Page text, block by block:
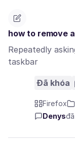
how to remove
Repeatedly
taskbar
Đã khóa
Firefox
Denys